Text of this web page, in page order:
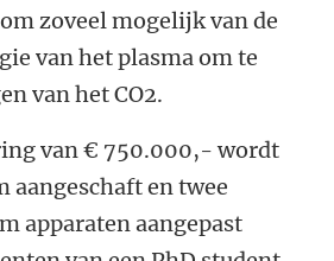
zoveel mogelijk van de
van het plasma om te
van het CO2.
van € 750.000,- wordt
aangeschaft en twee
apparaten aangepast